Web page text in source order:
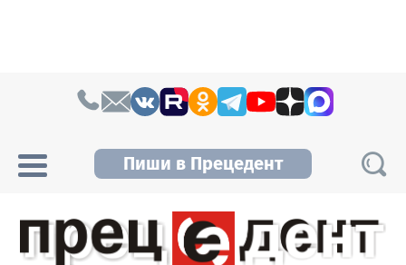
Пиши в Прецедент